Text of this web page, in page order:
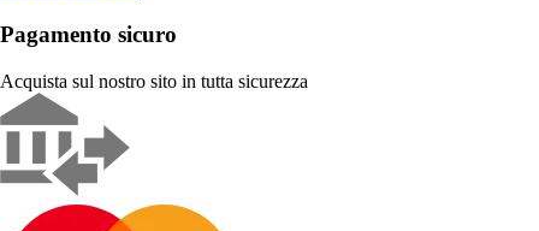
Pagamento sicuro
Acquista sul nostro sito in tutta sicurezza